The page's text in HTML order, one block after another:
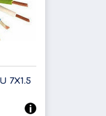
7X1.5